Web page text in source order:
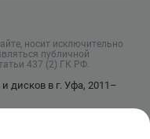
носит исключительно
публичной
437 (2) ГК РФ.
дисков в г. Уфа, 2011–